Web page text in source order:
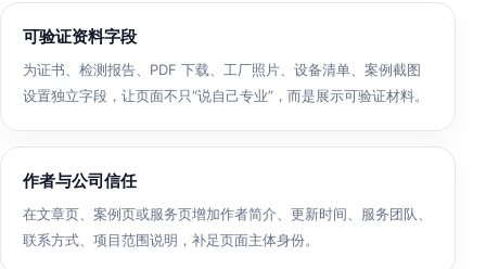
可验证资料字段
为证书、检测报告、PDF 下载、工厂照片、设备清单、案例截图
设置独立字段，让页面不只“说自己专业”，而是展示可验证材料。
作者与公司信任
在文章页、案例页或服务页增加作者简介、更新时间、服务团队、
联系方式、项目范围说明，补足页面主体身份。